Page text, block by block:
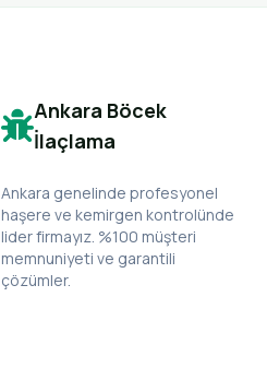
Ankara Böcek
İlaçlama
Ankara genelinde profesyonel
haşere ve kemirgen kontrolünde
lider firmayız. %100 müşteri
memnuniyeti ve garantili
çözümler.